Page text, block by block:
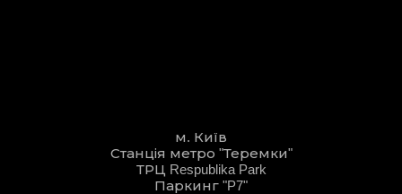
м. Київ
Станція метро "Теремки"
ТРЦ Respublika Park
Паркинг "P7"